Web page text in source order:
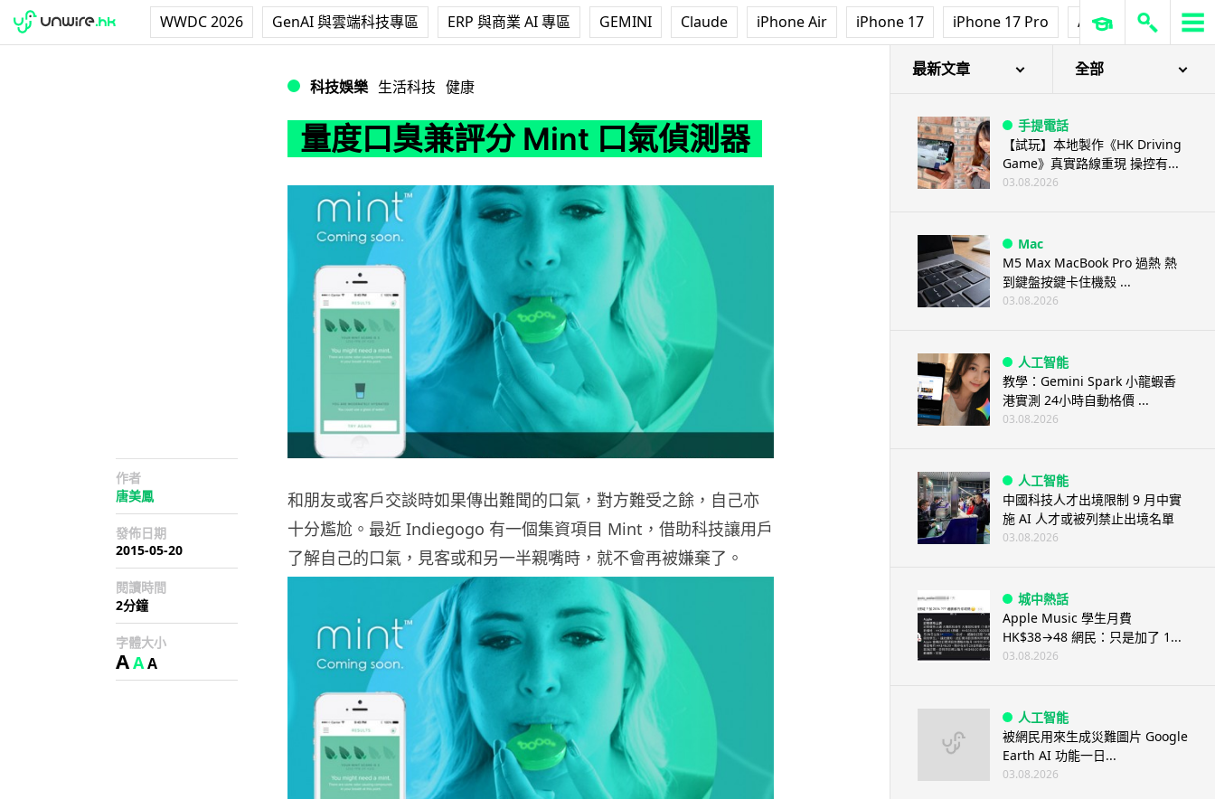
WWDC 2026 GenAI 與雲端科技專區 ERP 與商業 AI 專區 GEMINI Claude iPhone Air iPhone 17 iPhone 17 Pro AirPods Pro 3
科技娛樂 生活科技 健康
量度口臭兼評分 Mint 口氣偵測器
作者
唐美鳳
發佈日期
2015-05-20
閱讀時間
2分鐘
字體大小
AAA
和朋友或客戶交談時如果傳出難聞的口氣，對方難受之餘，自己亦
十分尷尬。最近 Indiegogo 有一個集資項目 Mint，借助科技讓用戶
了解自己的口氣，見客或和另一半親嘴時，就不會再被嫌棄了。
最新文章 全部
手提電話
【試玩】本地製作《HK Driving
Game》真實路線重現 操控有...
03.08.2026
Mac
M5 Max MacBook Pro 過熱 熱
到鍵盤按鍵卡住機殼 ...
03.08.2026
人工智能
教學：Gemini Spark 小龍蝦香
港實測 24小時自動格價 ...
03.08.2026
人工智能
中國科技人才出境限制 9 月中實
施 AI 人才或被列禁止出境名單
03.08.2026
城中熱話
Apple Music 學生月費
HK$38→48 網民：只是加了 1...
03.08.2026
人工智能
被網民用來生成災難圖片 Google
Earth AI 功能一日...
03.08.2026